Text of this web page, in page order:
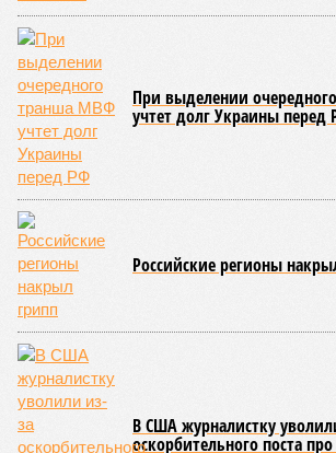
банкрот Seven Suns Development, та же
схема достройки через Capital Group
за прошедшие два года результатов, по
практически не видно. По
порталов, первую очередь ЖК строители
декабрю 2026 г., вторую – к марту 2028-го.
этом из кураторов стройки не задается
сроки должны материализоваться? На
площадке, по свидетельствам
бывающих у забора, какая-либо техника
бетононасосов, ни работающих кранов, ни
мобилизации подрядчиков. При том, что
осталось менее полугода.
Если в «Сказочном лесу» техзаказчик
отчитывался о поэтапной готовности –
конкретными инженерными работами
монолитных конструкций, устранение
то по «Станции Л» подобной публичной
дольщики не видят. Ни Capital Group, ни